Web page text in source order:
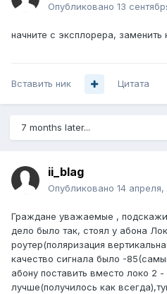
Опубликовано 13
начните с эксплорера, заменить
Вставить ник Цитата
7 months later...
ii_blag
Опубликовано 14 апреля,
Граждане уважаемые ,
дело было так, стоял у абона
роутер(поляризация
качество сигнала было -
абону поставить вместо локо 2
лучше(получилось как